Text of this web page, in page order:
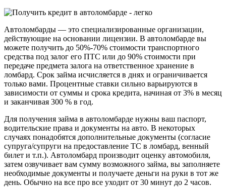
Автоломбарды — это специализированные организации,
действующие на основании лицензии. В автоломбарде вы
можете получить до 50%-70% стоимости транспортного
средства под залог его ПТС или до 90% стоимости при
передаче предмета залога на ответственное хранение в
ломбард. Срок займа исчисляется в днях и ограничивается
только вами. Процентные ставки сильно варьируются в
зависимости от суммы и срока кредита, начиная от 3% в месяц
и заканчивая 300 % в год.
Для получения займа в автоломбарде нужны ваш паспорт,
водительские права и документы на авто. В некоторых
случаях понадобятся дополнительные документы (согласие
супруга/супруги на предоставление ТС в ломбард, венный
билет и т.п.). Автоломбард производит оценку автомобиля,
затем озвучивает вам сумму возможного займа, вы заполняете
необходимые документы и получаете деньги на руки в тот же
день. Обычно на все про все уходит от 30 минут до 2 часов.